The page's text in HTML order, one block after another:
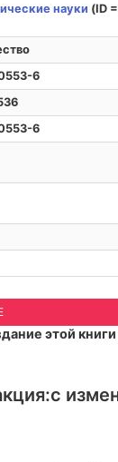
науки (ID
6
6
этой книги